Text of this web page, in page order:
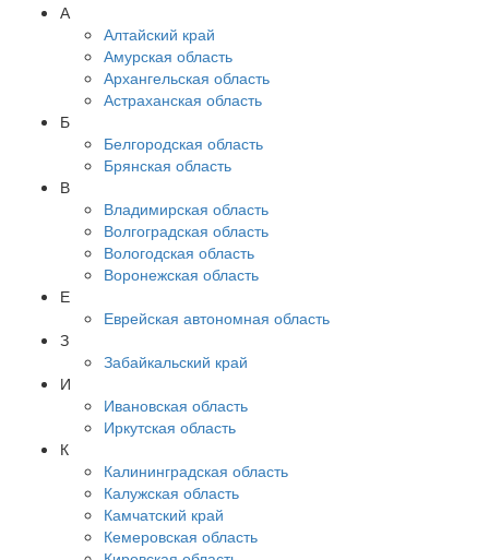
А
Алтайский край
Амурская область
Архангельская область
Астраханская область
Б
Белгородская область
Брянская область
В
Владимирская область
Волгоградская область
Вологодская область
Воронежская область
Е
Еврейская автономная область
З
Забайкальский край
И
Ивановская область
Иркутская область
К
Калининградская область
Калужская область
Камчатский край
Кемеровская область